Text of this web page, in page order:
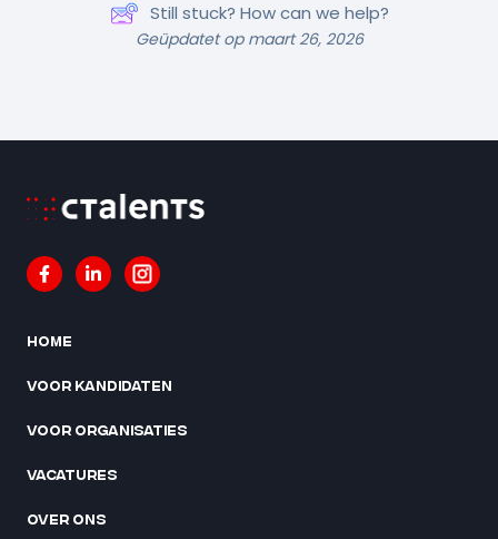
Still stuck? How can we help?
Geüpdatet op maart 26, 2026
Home
Voor kandidaten
Voor organisaties
Vacatures
Over ons